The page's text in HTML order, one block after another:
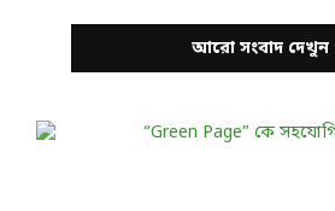
আরো সংবাদ দেখুন